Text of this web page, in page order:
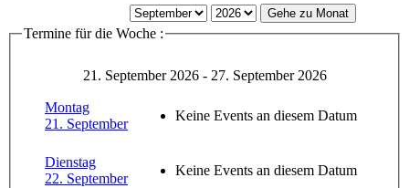
Gehe zu Monat
Termine für die Woche :
21. September 2026 - 27. September 2026
Montag
21. September
Keine Events an diesem Datum
Dienstag
22. September
Keine Events an diesem Datum